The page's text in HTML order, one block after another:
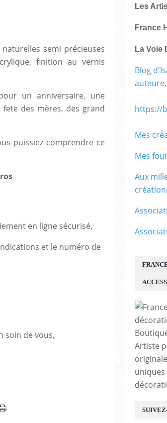
semi précieuses
finition au vernis
un anniversaire, une
des mères, des grand
puissiez comprendre ce
en ligne sécurisé,
et le numéro de
soin de vous,
Artiste
uniques
Les
France
La Voie
Blog
https://
Mes
Mes
Aux